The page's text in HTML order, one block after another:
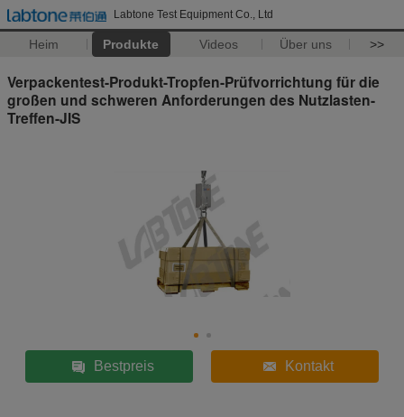
Labtone Test Equipment Co., Ltd
Heim Produkte Videos Über uns >>
Verpackentest-Produkt-Tropfen-Prüfvorrichtung für die
großen und schweren Anforderungen des Nutzlasten-
Treffen-JIS
Bestpreis Kontakt